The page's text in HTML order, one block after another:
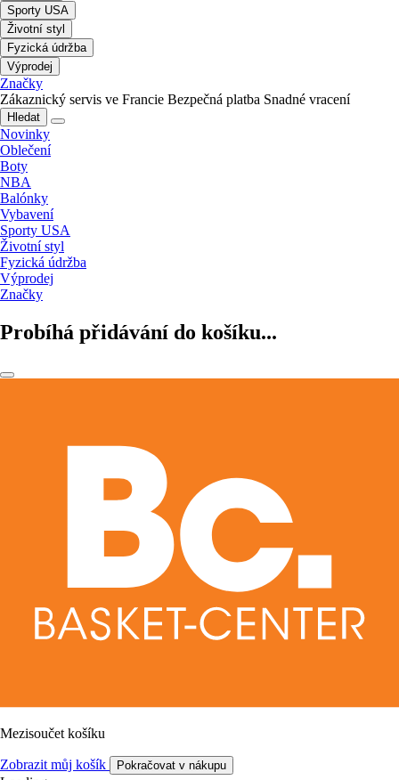
Sporty USA
Životní styl
Fyzická údržba
Výprodej
Značky
Zákaznický servis ve Francie Bezpečná platba Snadné vracení
Hledat
Novinky
Oblečení
Boty
NBA
Balónky
Vybavení
Sporty USA
Životní styl
Fyzická údržba
Výprodej
Značky
Probíhá přidávání do košíku...
Mezisoučet košíku
Zobrazit můj košík Pokračovat v nákupu